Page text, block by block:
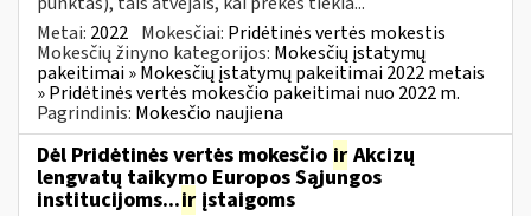
Metai: 2022 Mokesčiai: Pridėtinės vertės mokestis
Mokesčių žinyno kategorijos: Mokesčių įstatymų
pakeitimai » Mokesčių įstatymų pakeitimai 2022 metais
» Pridėtinės vertės mokesčio pakeitimai nuo 2022 m.
Pagrindinis: Mokesčio naujiena
Dėl Pridėtinės vertės mokesčio ir Akcizų
lengvatų taikymo Europos Sąjungos
institucijoms...ir įstaigoms